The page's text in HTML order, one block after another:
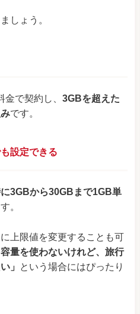
しょう。
で契約し、 3GBを超えた
です。
設定できる
3GBから30GBまで1GB単
。
上限値を変更することも可
容量を使わないけれど、旅行
」
という場合にはぴったり